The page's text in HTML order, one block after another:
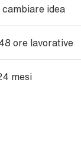
idea
ore lavorative
mesi